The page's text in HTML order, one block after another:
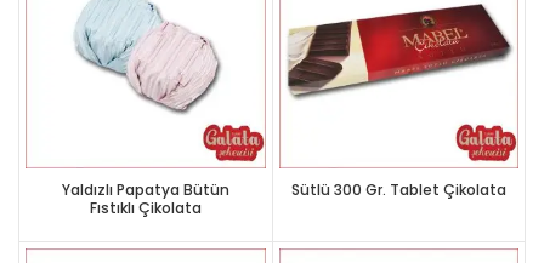
Yaldızlı Papatya Bütün
Fıstıklı Çikolata
Sütlü 300 Gr. Tablet Çikolata